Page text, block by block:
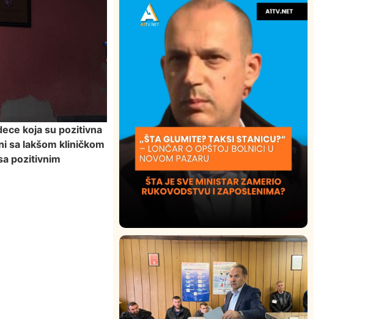
koja su pozitivna
sa lakšom kliničkom
pozitivnim
Društvo Istaknuto 420
Lončar o Opštoj bolnici u Novom
Pazaru: „Šta glumite? Taksi stanicu?“